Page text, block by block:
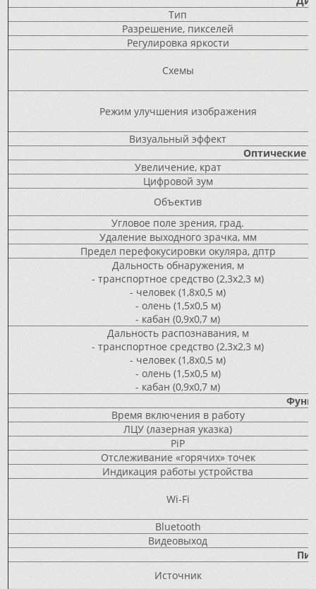
Тип
Разрешение, пикселей
Регулировка яркости
Схемы
Режим улучшения изображения
Визуальный эффект
Оптические
Увеличение, крат
Цифровой зум
Объектив
Угловое поле зрения, град.
Удаление выходного зрачка, мм
Предел перефокусировки окуляра, дптр
Дальность обнаружения, м
- транспортное средство (2,3x2,3 м)
- человек (1,8x0,5 м)
- олень (1,5x0,5 м)
- кабан (0,9x0,7 м)
Дальность распознавания, м
- транспортное средство (2,3x2,3 м)
- человек (1,8x0,5 м)
- олень (1,5x0,5 м)
- кабан (0,9x0,7 м)
Время включения в работу
ЛЦУ (лазерная указка)
PiP
Отслеживание «горячих» точек
Индикация работы устройства
Wi-Fi
Bluetooth
Видеовыход
Источник